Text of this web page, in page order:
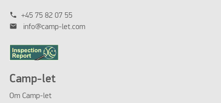
phone +45 75 82 07 55
mail info@camp-let.com
Camp-let
Om Camp-let